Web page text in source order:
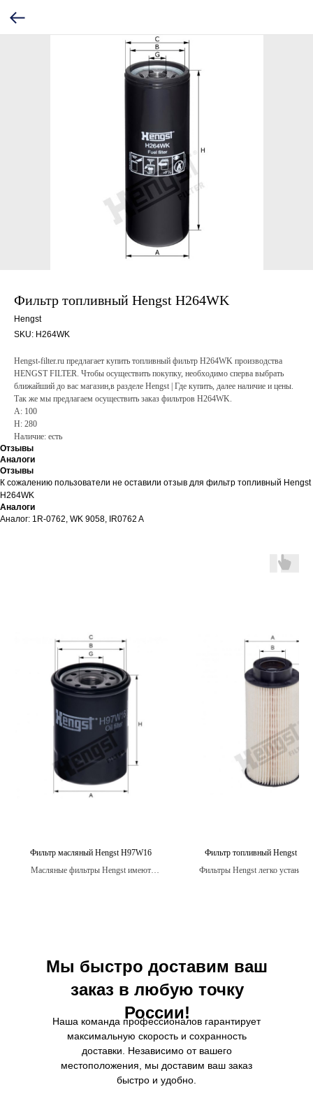
Фильтр топливный Hengst H264WK
Hengst
SKU: H264WK
Hengst-filter.ru предлагает купить топливный фильтр H264WK производства
HENGST FILTER. Чтобы осуществить покупку, необходимо сперва выбрать
ближайший до вас магазин,в разделе Hengst | Где купить, далее наличие и цены.
Так же мы предлагаем осуществить заказ фильтров H264WK.
A: 100
H: 280
Наличие: есть
Отзывы
Аналоги
Отзывы
К сожалению пользователи не оставили отзыв для фильтр топливный Hengst
H264WK
Аналоги
Аналог: 1R-0762, WK 9058, IR0762 A
Фильтр масляный Hengst H97W16
Масляные фильтры Hengst имеют
Фильтр топливный Hengst
Фильтры Hengst легко
Мы быстро доставим ваш
заказ в любую точку
России!
Наша команда профессионалов гарантирует
максимальную скорость и сохранность
доставки. Независимо от вашего
местоположения, мы доставим ваш заказ
быстро и удобно.